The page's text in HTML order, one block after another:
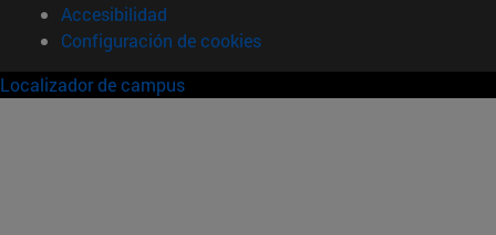
Accesibilidad
Configuración de cookies
Localizador de campus